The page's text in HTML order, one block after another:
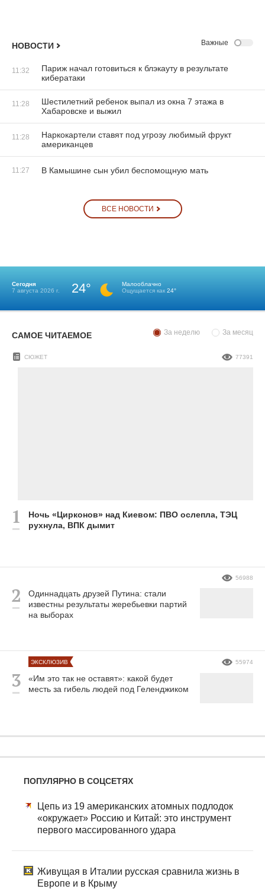
НОВОСТИ Важные
11:32
Париж начал готовиться к блэкауту в результате
кибератаки
11:28
Шестилетний ребенок выпал из окна 7 этажа в
Хабаровске и выжил
11:28
Наркокартели ставят под угрозу любимый фрукт
американцев
11:27 В Камышине сын убил беспомощную мать
ВСЕ НОВОСТИ
Сегодня
7 августа 2026 г.
24°
Малооблачно
Ощущается как 24°
САМОЕ ЧИТАЕМОЕ За неделю За месяц
Ночь «Цирконов» над Киевом: ПВО ослепла, ТЭЦ
рухнула, ВПК дымит
СЮЖЕТ 77391
Одиннадцать друзей Путина: стали
известны результаты жеребьевки партий
на выборах
56988
«Им это так не оставят»: какой будет
месть за гибель людей под Геленджиком
ЭКСКЛЮЗИВ 55974
ПОПУЛЯРНО В СОЦСЕТЯХ
Цепь из 19 американских атомных подлодок
«окружает» Россию и Китай: это инструмент
первого массированного удара
Живущая в Италии русская сравнила жизнь в
Европе и в Крыму